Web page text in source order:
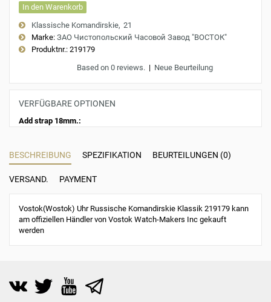
In den Warenkorb
Klassische Komandirskie 21
Marke: ЗАО Чистопольский Часовой Завод "ВОСТОК"
Produktnr.: 219179
Based on 0 reviews. | Neue Beurteilung
VERFÜGBARE OPTIONEN
Add strap 18mm.:
BESCHREIBUNG SPEZIFIKATION BEURTEILUNGEN (0)
VERSAND. PAYMENT
Vostok(Wostok) Uhr Russische Komandirskie Klassik 219179 kann
am offiziellen Händler von Vostok Watch-Makers Inc gekauft
werden